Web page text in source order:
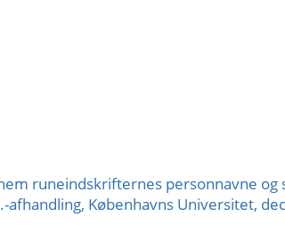
runeindskrifternes personnavne og
Københavns Universitet,